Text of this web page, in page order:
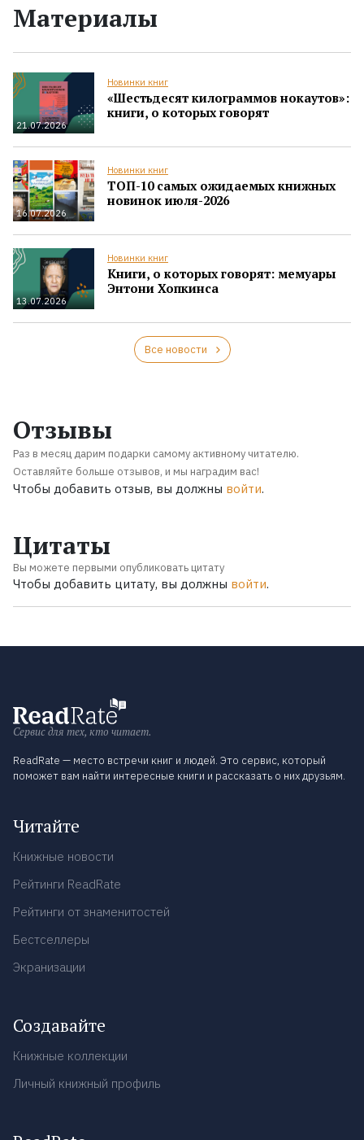
Материалы
21.07.2026
Новинки книг
«Шестьдесят килограммов нокаутов»:
книги, о которых говорят
16.07.2026
Новинки книг
ТОП-10 самых ожидаемых книжных
новинок июля-2026
13.07.2026
Новинки книг
Книги, о которых говорят: мемуары
Энтони Хопкинса
Все новости
Отзывы
Раз в месяц дарим подарки самому активному читателю.
Оставляйте больше отзывов, и мы наградим вас!
Чтобы добавить отзыв, вы должны войти.
Цитаты
Вы можете первыми опубликовать цитату
Чтобы добавить цитату, вы должны войти.
Сервис для тех, кто читает.
ReadRate — место встречи книг и людей. Это сервис, который
поможет вам найти интересные книги и рассказать о них друзьям.
Читайте
Книжные новости
Рейтинги ReadRate
Рейтинги от знаменитостей
Бестселлеры
Экранизации
Создавайте
Книжные коллекции
Личный книжный профиль